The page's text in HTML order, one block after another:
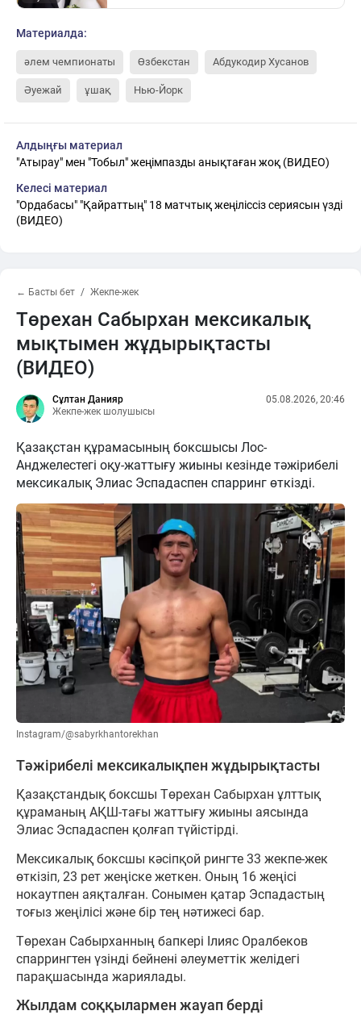
Материалда:
әлем чемпионаты Өзбекстан Абдукодир Хусанов
Әуежай ұшақ Нью-Йорк
Алдыңғы материал
"Атырау" мен "Тобыл" жеңімпазды анықтаған жоқ (ВИДЕО)
Келесі материал
"Ордабасы" "Қайраттың" 18 матчтық жеңіліссіз сериясын үзді
(ВИДЕО)
← Басты бет Жекпе-жек
Төрехан Сабырхан мексикалық
мықтымен жұдырықтасты
(ВИДЕО)
Сұлтан Данияр
Жекпе-жек шолушысы
05.08.2026, 20:46
Қазақстан құрамасының боксшысы Лос-
Анджелестегі оқу-жаттығу жиыны кезінде тәжірибелі
мексикалық Элиас Эспадаспен спарринг өткізді.
Instagram/@sabyrkhantorekhan
Тәжірибелі мексикалықпен жұдырықтасты
Қазақстандық боксшы Төрехан Сабырхан ұлттық
құраманың АҚШ-тағы жаттығу жиыны аясында
Элиас Эспадаспен қолғап түйістірді.
Мексикалық боксшы кәсіпқой рингте 33 жекпе-жек
өткізіп, 23 рет жеңіске жеткен. Оның 16 жеңісі
нокаутпен аяқталған. Сонымен қатар Эспадастың
тоғыз жеңілісі және бір тең нәтижесі бар.
Төрехан Сабырханның бапкері Ілияс Оралбеков
спаррингтен үзінді бейнені әлеуметтік желідегі
парақшасында жариялады.
Жылдам соққылармен жауап берді